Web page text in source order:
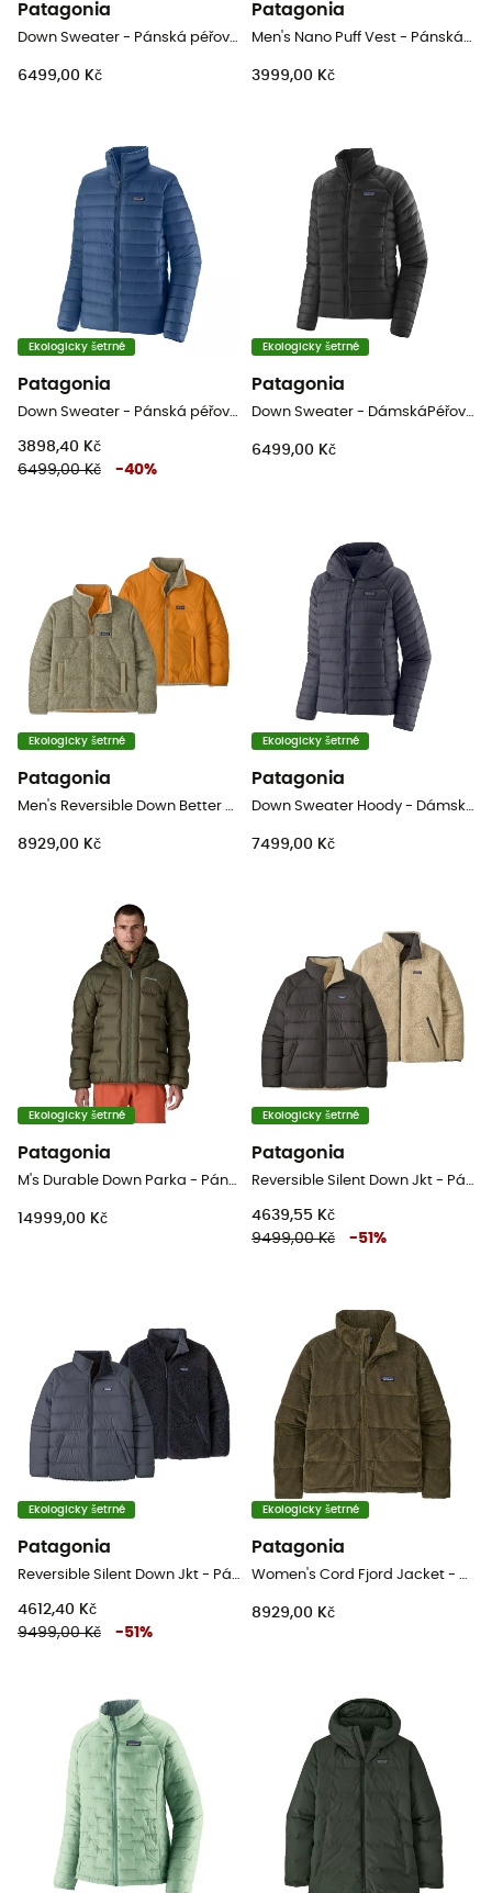
Patagonia
Down Sweater - Pánská péřová bunda
6499,00 Kč
Patagonia
Men's Nano Puff Vest - Pánská péřova bez rukávů
3999,00 Kč
Ekologicky šetrné
Patagonia
Down Sweater - Pánská péřová bunda
3898,40 Kč
6499,00 Kč
-40%
Ekologicky šetrné
Patagonia
Down Sweater - DámskáPéřová bunda
6499,00 Kč
Ekologicky šetrné
Patagonia
Men's Reversible Down Better Sweater - Pánská péřova
8929,00 Kč
Ekologicky šetrné
Patagonia
Down Sweater Hoody - DámskáPéřová bunda
7499,00 Kč
Ekologicky šetrné
Patagonia
M's Durable Down Parka - Pánská péřova
14999,00 Kč
Ekologicky šetrné
Patagonia
Reversible Silent Down Jkt - Pánská péřová bunda
4639,55 Kč
9499,00 Kč
-51 %
Ekologicky šetrné
Patagonia
Reversible Silent Down Jkt - Pánská péřová bunda
4612,40 Kč
9499,00 Kč
-51 %
Ekologicky šetrné
Patagonia
Women's Cord Fjord Jacket - Dámská péřova
8929,00 Kč